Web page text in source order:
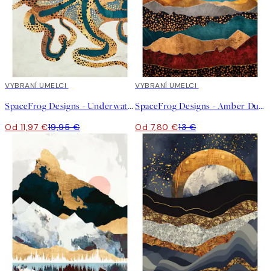
40%*
VYBRANÍ UMELCI
SpaceFrog Designs - Underwater Dream Plagát
Od 11,97 €19,95 €
40%*
VYBRANÍ UMELCI
SpaceFrog Designs - Amber Dusk Plagát
Od 7,80 €13 €